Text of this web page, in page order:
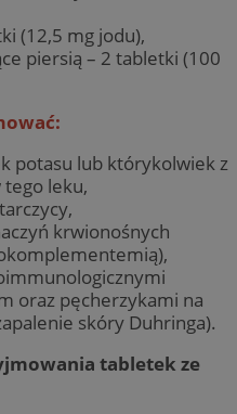
(12,5 mg jodu),
piersią – 2 tabletki (100
potasu lub którykolwiek z
tego leku,
krwionośnych
oraz pęcherzykami na
skóry Duhringa).
tabletek ze